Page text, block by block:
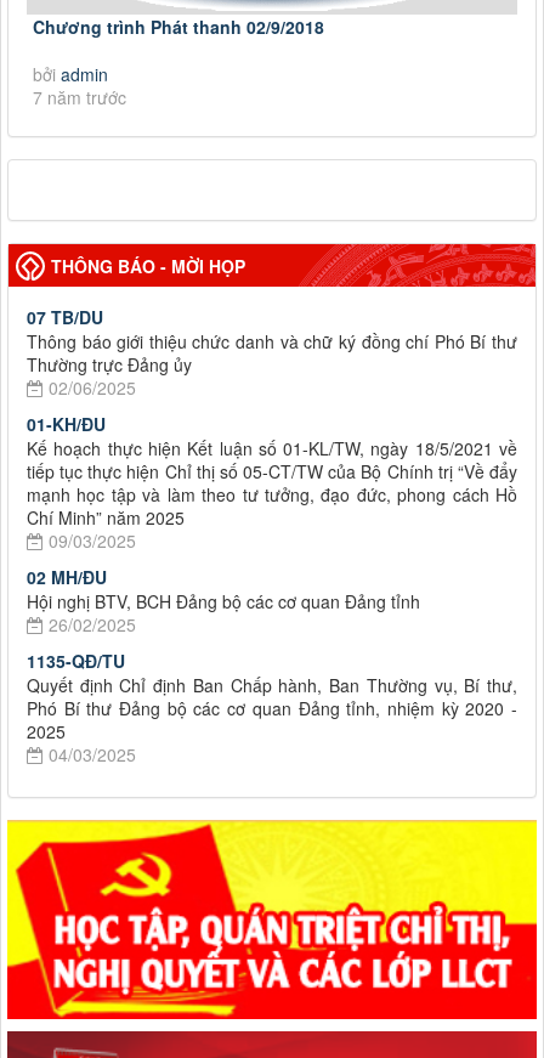
Chương trình Phát thanh 02/9/2018
bởi admin
7 năm trước
THÔNG BÁO - MỜI HỌP
07 TB/DU
Thông báo giới thiệu chức danh và chữ ký đồng chí Phó Bí thư
Thường trực Đảng ủy
02/06/2025
01-KH/ĐU
Kế hoạch thực hiện Kết luận số 01-KL/TW, ngày 18/5/2021 về
tiếp tục thực hiện Chỉ thị số 05-CT/TW của Bộ Chính trị “Về đẩy
mạnh học tập và làm theo tư tưởng, đạo đức, phong cách Hồ
Chí Minh” năm 2025
09/03/2025
02 MH/ĐU
Hội nghị BTV, BCH Đảng bộ các cơ quan Đảng tỉnh
26/02/2025
1135-QĐ/TU
Quyết định Chỉ định Ban Chấp hành, Ban Thường vụ, Bí thư,
Phó Bí thư Đảng bộ các cơ quan Đảng tỉnh, nhiệm kỳ 2020 -
2025
04/03/2025